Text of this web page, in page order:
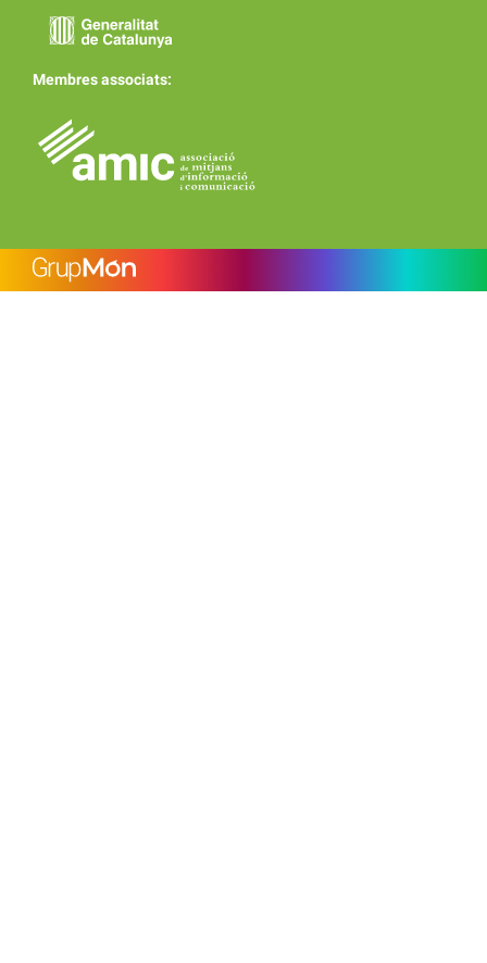
Membres associats: